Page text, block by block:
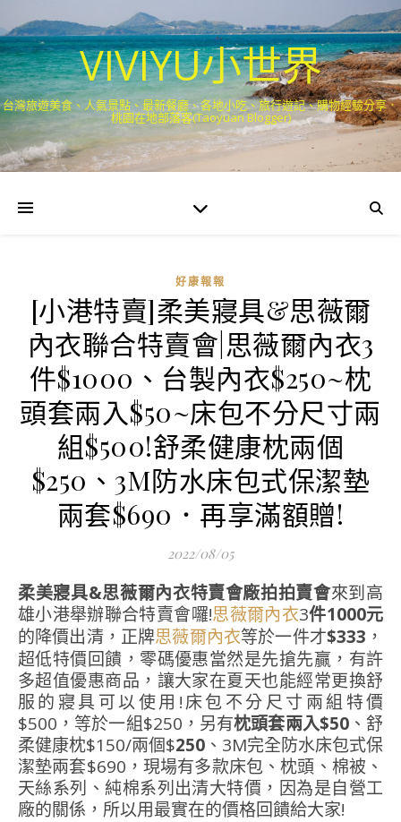
VIVIYU小世界
台灣旅遊美食、人氣景點、最新餐廳、各地小吃、旅行遊記、購物經驗分享．
桃園在地部落客(Taoyuan Blogger)
好康報報
[小港特賣]柔美寢具&思薇爾
內衣聯合特賣會|思薇爾內衣3
件$1000、台製內衣$250~枕
頭套兩入$50~床包不分尺寸兩
組$500!舒柔健康枕兩個
$250、3M防水床包式保潔墊
兩套$690．再享滿額贈!
2022/08/05
柔美寢具&思薇爾內衣特賣會廠拍拍賣會來到高
雄小港舉辦聯合特賣會囉!思薇爾內衣3件1000元
的降價出清，正牌思薇爾內衣等於一件才$333 ，
超低特價回饋，零碼優惠當然是先搶先贏，有許
多超值優惠商品，讓大家在夏天也能經常更換舒
服的寢具可以使用!床包不分尺寸兩組特價
$500，等於一組$250，另有枕頭套兩入$50、舒
柔健康枕$150/兩個$250 、3M完全防水床包式保
潔墊兩套$690，現場有多款床包、枕頭、棉被、
天絲系列、純棉系列出清大特價，因為是自營工
廠的關係，所以用最實在的價格回饋給大家!